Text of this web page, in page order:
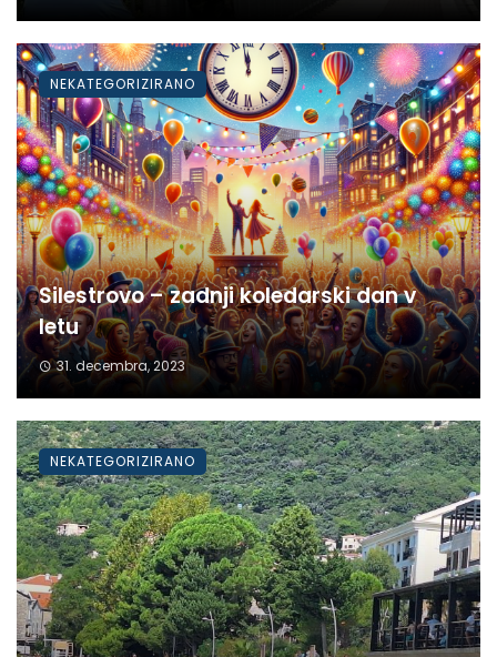
Silestrovo – zadnji koledarski dan v
letu
31. decembra, 2023
NEKATEGORIZIRANO
NEKATEGORIZIRANO